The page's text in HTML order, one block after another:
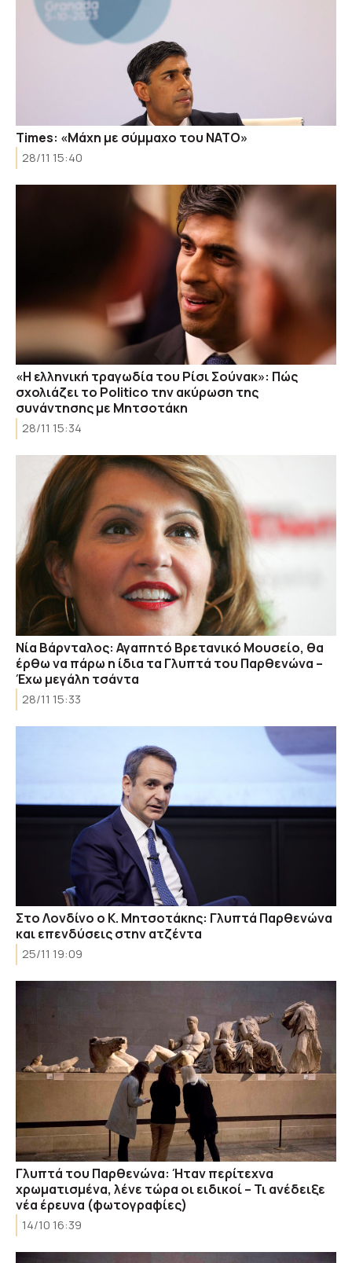
Times: «Μάχη με σύμμαχο του ΝΑΤΟ»
28/11 15:40
«Η ελληνική τραγωδία του Ρίσι Σούνακ»: Πώς
σχολιάζει το Politico την ακύρωση της
συνάντησης με Μητσοτάκη
28/11 15:34
Νία Βάρνταλος: Αγαπητό Βρετανικό Μουσείο, θα
έρθω να πάρω η ίδια τα Γλυπτά του Παρθενώνα –
Έχω μεγάλη τσάντα
28/11 15:33
Στο Λονδίνο ο Κ. Μητσοτάκης: Γλυπτά Παρθενώνα
και επενδύσεις στην ατζέντα
25/11 19:09
Γλυπτά του Παρθενώνα: Ήταν περίτεχνα
χρωματισμένα, λένε τώρα οι ειδικοί – Τι ανέδειξε
νέα έρευνα (φωτογραφίες)
14/10 16:39